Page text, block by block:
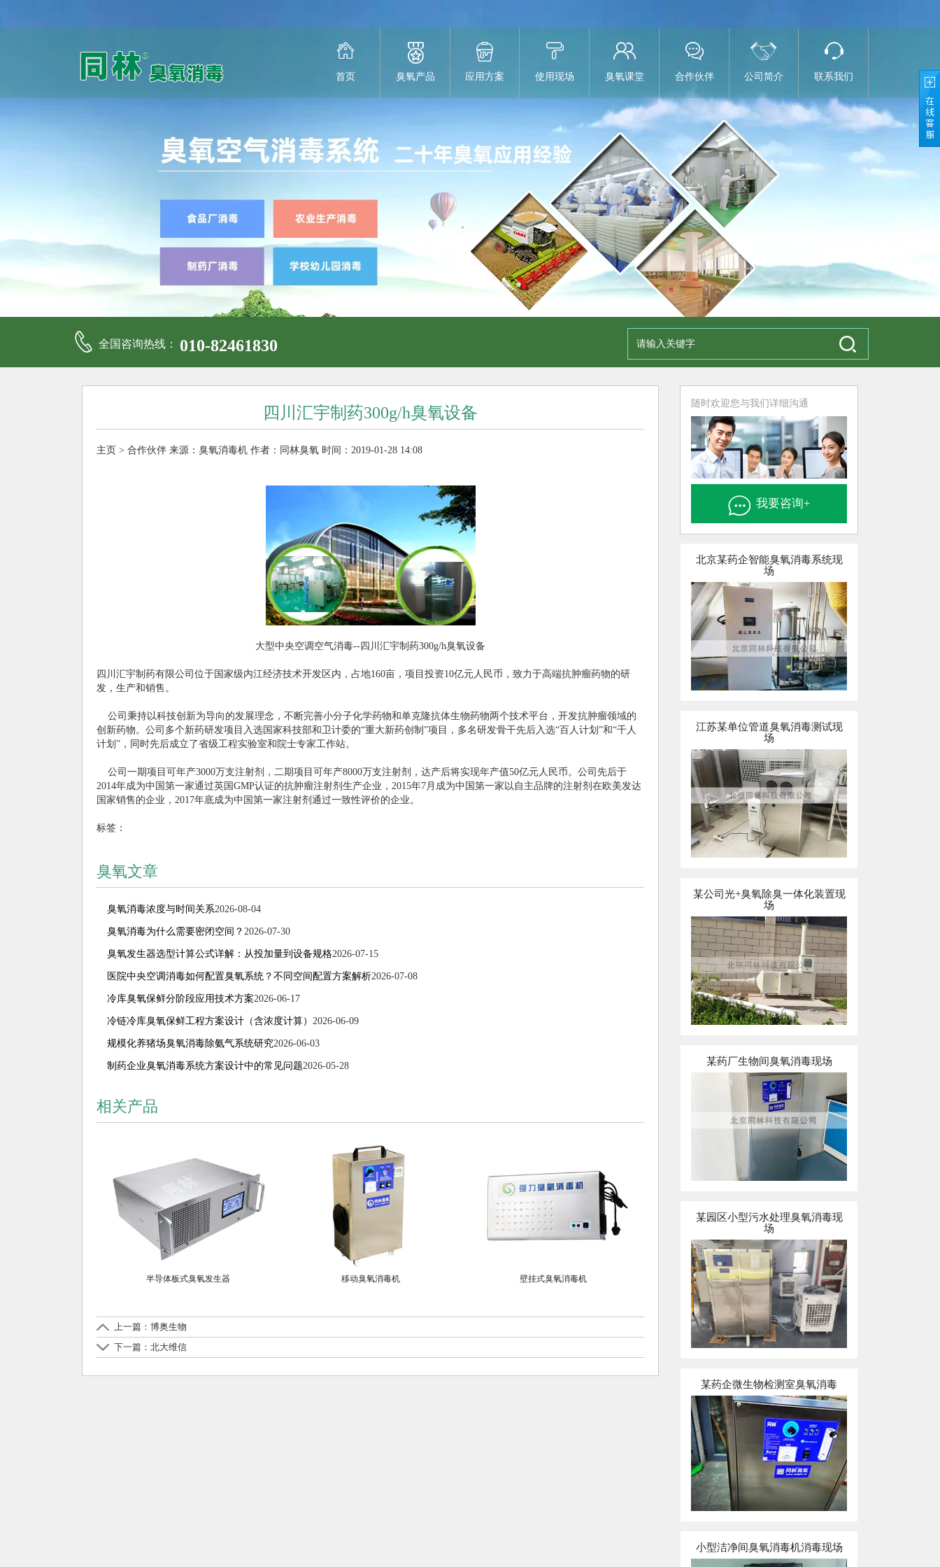
首页 臭氧产品 应用方案 使用现场 臭氧课堂 合作伙伴 公司简介 联系我们
全国咨询热线： 010-82461830
四川汇宇制药300g/h臭氧设备
主页 > 合作伙伴 来源： 臭氧消毒机 作者：同林臭氧 时间：2019-01-28 14:08
大型中央空调空气消毒--四川汇宇制药300g/h臭氧设备
四川汇宇制药有限公司位于国家级内江经济技术开发区内，占地160亩，项目投资10亿元人民币，致力于高端抗肿瘤药物的研
发，生产和销售。
公司秉持以科技创新为导向的发展理念，不断完善小分子化学药物和单克隆抗体生物药物两个技术平台，开发抗肿瘤领域的
创新药物。公司多个新药研发项目入选国家科技部和卫计委的“重大新药创制”项目，多名研发骨干先后入选“百人计划”和“千人
计划”，同时先后成立了省级工程实验室和院士专家工作站。
公司一期项目可年产3000万支注射剂，二期项目可年产8000万支注射剂，达产后将实现年产值50亿元人民币。公司先后于
2014年成为中国第一家通过英国GMP认证的抗肿瘤注射剂生产企业，2015年7月成为中国第一家以自主品牌的注射剂在欧美发达
国家销售的企业，2017年底成为中国第一家注射剂通过一致性评价的企业。
标签：
臭氧文章
臭氧消毒浓度与时间关系2026-08-04
臭氧消毒为什么需要密闭空间？ 2026-07-30
臭氧发生器选型计算公式详解：从投加量到设备规格2026-07-15
医院中央空调消毒如何配置臭氧系统？不同空间配置方案解析2026-07-08
冷库臭氧保鲜分阶段应用技术方案2026-06-17
冷链冷库臭氧保鲜工程方案设计（含浓度计算） 2026-06-09
规模化养猪场臭氧消毒除氨气系统研究2026-06-03
制药企业臭氧消毒系统方案设计中的常见问题2026-05-28
相关产品
半导体板式臭氧发生器 移动臭氧消毒机 壁挂式臭氧消毒机
上一篇：博奥生物
下一篇：北大维信
随时欢迎您与我们详细沟通
我要咨询+
北京某药企智能臭氧消毒系统现
场
江苏某单位管道臭氧消毒测试现
场
某公司光+臭氧除臭一体化装置现
场
某药厂生物间臭氧消毒现场
某园区小型污水处理臭氧消毒现
场
某药企微生物检测室臭氧消毒
小型洁净间臭氧消毒机消毒现场